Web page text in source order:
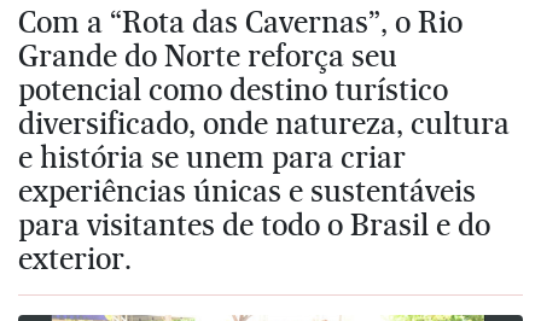
Com a “Rota das Cavernas”, o Rio
Grande do Norte reforça seu
potencial como destino turístico
diversificado, onde natureza, cultura
e história se unem para criar
experiências únicas e sustentáveis
para visitantes de todo o Brasil e do
exterior.